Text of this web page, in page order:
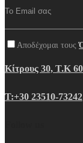
Αποδέχομαι τους
Κίτρους 30, Τ.Κ
Τ:+30 23510-73242